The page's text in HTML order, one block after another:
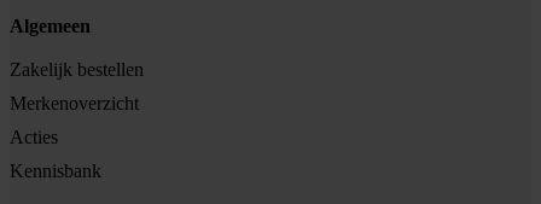
Algemeen
Zakelijk bestellen
Merkenoverzicht
Acties
Kennisbank